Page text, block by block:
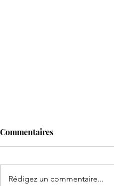
Commentaires
Rédigez un commentaire...